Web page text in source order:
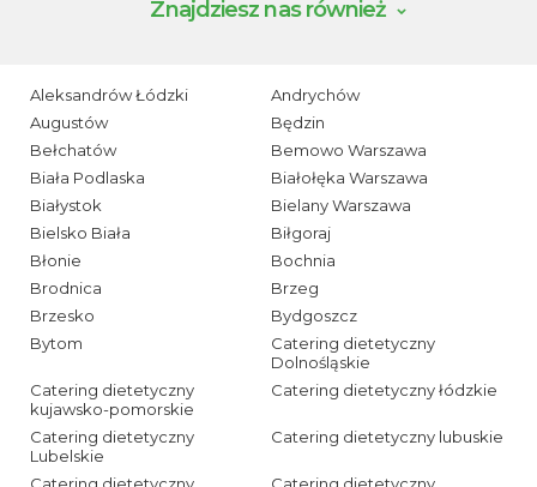
Znajdziesz nas również
Aleksandrów Łódzki
Andrychów
Augustów
Będzin
Bełchatów
Bemowo Warszawa
Biała Podlaska
Białołęka Warszawa
Białystok
Bielany Warszawa
Bielsko Biała
Biłgoraj
Błonie
Bochnia
Brodnica
Brzeg
Brzesko
Bydgoszcz
Bytom
Catering dietetyczny
Dolnośląskie
Catering dietetyczny
kujawsko-pomorskie
Catering dietetyczny łódzkie
Catering dietetyczny
Lubelskie
Catering dietetyczny lubuskie
Catering dietetyczny
Catering dietetyczny